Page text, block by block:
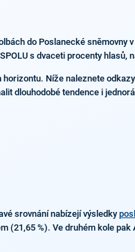
do Poslanecké sněmovny
s dvaceti procenty hlasů,
Níže naleznete
dlouhodobé tendence i
srovnání nabízejí výsledky
(21,65 %). Ve druhém kole